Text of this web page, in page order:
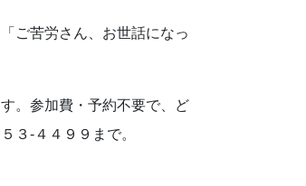
ご苦労さん、お世話になっ
。参加費・予約不要で、ど
３‐４４９９まで。